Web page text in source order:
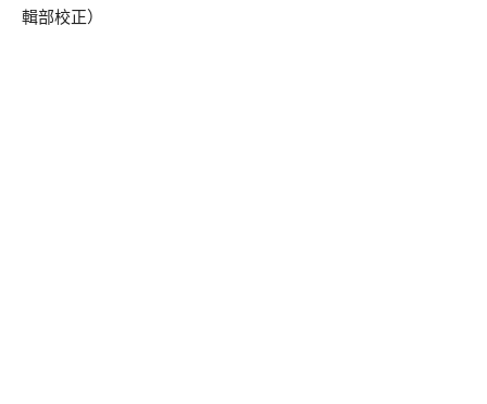
輯部校正）